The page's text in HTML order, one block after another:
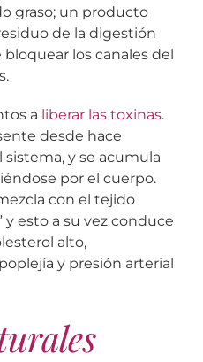
graso; un producto
de la digestión
los canales del
a liberar las toxinas.
desde hace
y se acumula
por el cuerpo.
con el tejido
y esto a su vez conduce
alto,
y presión arterial